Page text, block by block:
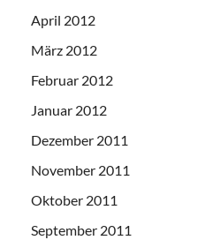
April 2012
März 2012
Februar 2012
Januar 2012
Dezember 2011
November 2011
Oktober 2011
September 2011